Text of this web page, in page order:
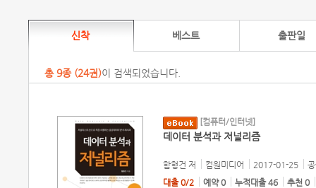
신착 베스트 출판일
총9종 (24권)이 검색되었습니다.
[컴퓨터/인터넷]
데이터 분석과 저널리즘
함형건 저 컴원미디어 2017-01-25
대출 0/2
예약 0 누적대출 46 추천 0